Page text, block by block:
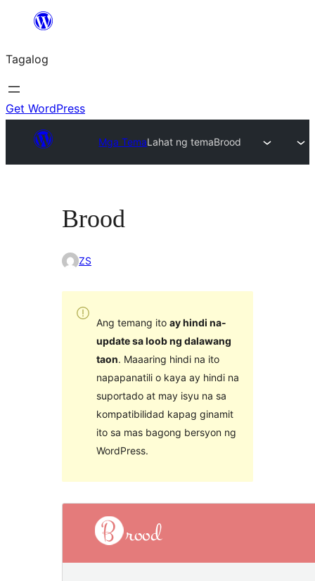
Lumaktaw
sa
content
Tagalog
Get WordPress
Mga TemaLahat ng temaBrood
Brood
ZS
Ang temang ito ay hindi na-
update sa loob ng dalawang
taon. Maaaring hindi na ito
napapanatili o kaya ay hindi na
suportado at may isyu na sa
kompatibilidad kapag ginamit
ito sa mas bagong bersyon ng
WordPress.